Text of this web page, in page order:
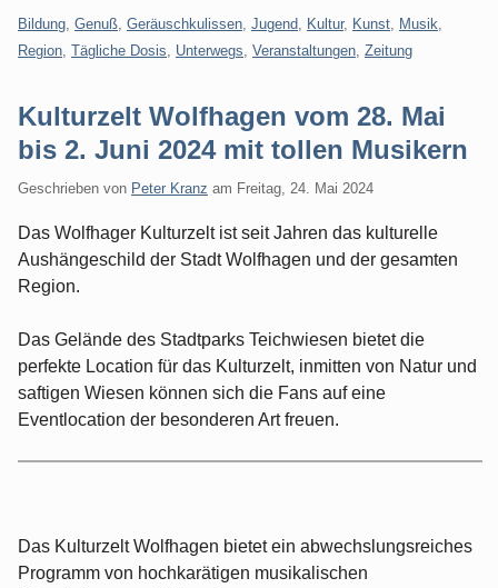
Kategorien:
Bildung Genuß Geräuschkulissen Jugend Kultur, Kunst Musik
Region Tägliche Dosis Unterwegs Veranstaltungen Zeitung
Kulturzelt Wolfhagen vom 28. Mai
bis 2. Juni 2024 mit tollen Musikern
Geschrieben von Peter Kranz am Freitag, 24. Mai 2024
Das Wolfhager Kulturzelt ist seit Jahren das kulturelle
Aushängeschild der Stadt Wolfhagen und der gesamten
Region.
Das Gelände des Stadtparks Teichwiesen bietet die
perfekte Location für das Kulturzelt, inmitten von Natur und
saftigen Wiesen können sich die Fans auf eine
Eventlocation der besonderen Art freuen.
Das Kulturzelt Wolfhagen bietet ein abwechslungsreiches
Programm von hochkarätigen musikalischen